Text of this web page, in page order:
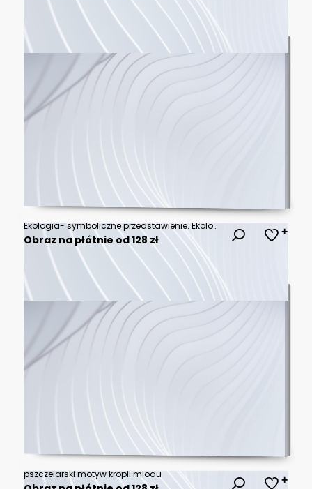
Ekologia- symboliczne przedstawienie. Ekologiczny styl życia
Obraz na płótnie od 128 zł
pszczelarski motyw kropli miodu